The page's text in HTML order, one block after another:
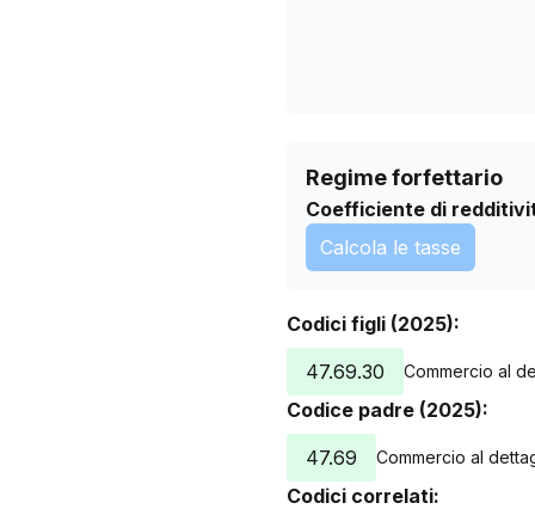
Regime forfettario
Coefficiente di
Calcola le tasse
Codici figli (2025):
47.69.30
Commercio al
Codice padre (2025):
47.69
Commercio al
Codici correlati: